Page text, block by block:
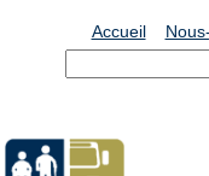
Accueil